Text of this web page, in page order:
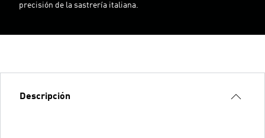
precisión de la sastrería italiana.
Descripción